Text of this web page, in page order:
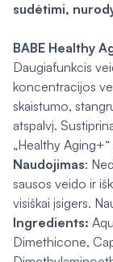
sudėtimi,
BABE Healthy
Daugiafunkcis
koncentracijos
skaistumo,
atspalvį.
„Healthy
Naudojimas:
sausos veido ir
visiškai įsigers.
Ingredients:
Dimethicone,